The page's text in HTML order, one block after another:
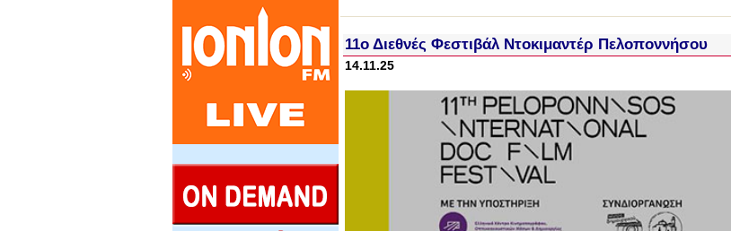
11ο Διεθνές Φεστιβάλ Ντοκιμαντέρ Πελοποννήσου
14.11.25